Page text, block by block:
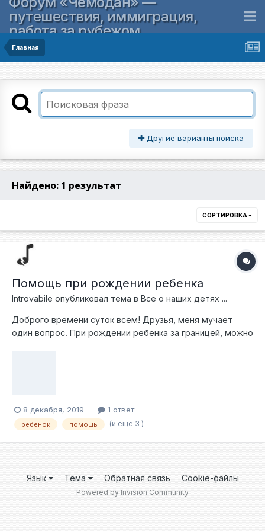
путешествия, иммиграция,
работа за рубежом
Главная
Другие варианты поиска
Найдено: 1 результат
СОРТИРОВКА
Помощь при рождении ребенка
Introvabile опубликовал тема в Все о наших детях ...
Доброго времени суток всем! Друзья, меня мучает
один вопрос. При рождении ребенка за границей, можно
8 декабря, 2019 1 ответ
ребенок помощь (и ещё 3 )
Язык Тема Обратная связь Cookie-файлы
Powered by Invision Community